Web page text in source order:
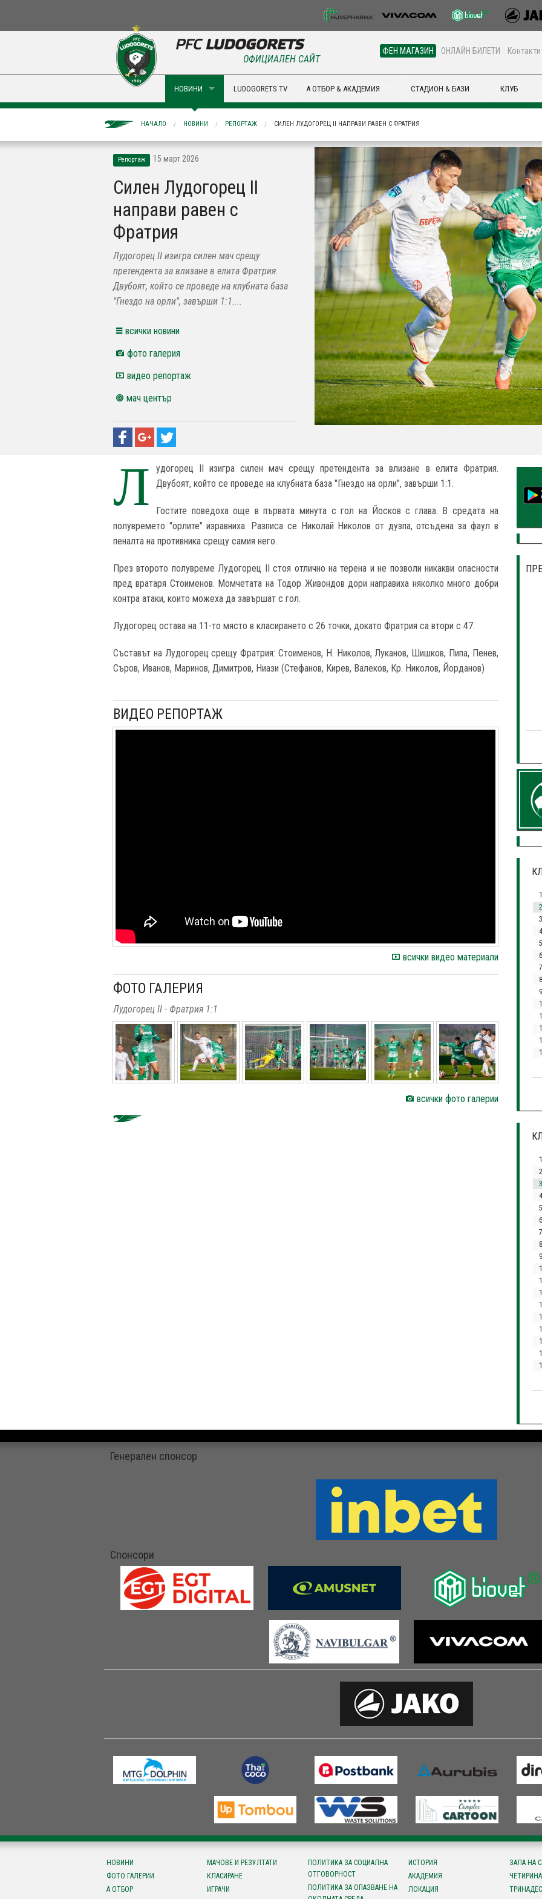
ФЕН МАГАЗИН ОНЛАЙН БИЛЕТИ Контакти
ОФИЦИАЛЕН САЙТ
НОВИНИ LUDOGORETS TV А ОТБОР & АКАДЕМИЯ СТАДИОН & БАЗИ КЛУБ
НАЧАЛО НОВИНИ РЕПОРТАЖ СИЛЕН ЛУДОГОРЕЦ II НАПРАВИ РАВЕН С ФРАТРИЯ
Репортаж 15 март 2026
Силен Лудогорец II
направи равен с
Фратрия
Лудогорец II изигра силен мач срещу
претендента за влизане в елита Фратрия.
Двубоят, който се проведе на клубната база
"Гнездо на орли", завърши 1:1....
всички новини
фото галерия
видео репортаж
мач център
Л
удогорец II изигра силен мач срещу претендента за влизане в елита Фратрия.
Двубоят, който се проведе на клубната база "Гнездо на орли", завърши 1:1.
Гостите поведоха още в първата минута с гол на Йосков с глава. В средата на
полувремето "орлите" изравниха. Разписа се Николай Николов от дузпа, отсъдена за фаул в
пеналта на противника срещу самия него.
През второто полувреме Лудогорец II стоя отлично на терена и не позволи никакви опасности
пред вратаря Стоименов. Момчетата на Тодор Живондов дори направиха няколко много добри
контра атаки, които можеха да завършат с гол.
Лудогорец остава на 11-то място в класирането с 26 точки, докато Фратрия са втори с 47.
Съставът на Лудогорец срещу Фратрия: Стоименов, Н. Николов, Луканов, Шишков, Пипа, Пенев,
Съров, Иванов, Маринов, Димитров, Ниази (Стефанов, Кирев, Валеков, Кр. Николов, Йорданов)
ВИДЕО РЕПОРТАЖ
всички видео материали
ФОТО ГАЛЕРИЯ
Лудогорец II - Фратрия 1:1
всички фото галерии
Генерален спонсор
Спонсори
НОВИНИ
ФОТО ГАЛЕРИИ
А ОТБОР
МАЧОВЕ И РЕЗУЛТАТИ
КЛАСИРАНЕ
ИГРАЧИ
ПОЛИТИКА ЗА СОЦИАЛНА
ОТГОВОРНОСТ
ПОЛИТИКА ЗА ОПАЗВАНЕ НА
ИСТОРИЯ
АКАДЕМИЯ
ЛОКАЦИЯ
ЗАЛА НА